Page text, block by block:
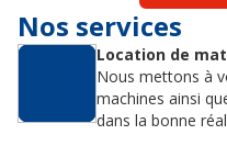
Nos services
Location de
Nous mettons à
machines ainsi
dans la bonne